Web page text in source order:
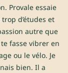
Provale essaie
d’études et
autre que
fasse vibrer en
ou le vélo. Je
bien. Il a